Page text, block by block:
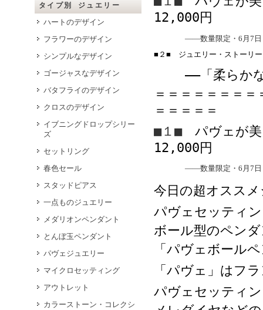
タイプ別 ジュエリー
ハートのデザイン
フラワーのデザイン
シンプルなデザイン
ゴージャスなデザイン
バタフライのデザイン
クロスのデザイン
イブニングドロップシリー
ズ
セットリング
春色セール
スタッドピアス
一点ものジュエリー
メダリオンペンダント
とんぼ玉ペンダント
パヴェジュエリー
マイクロセッティング
アウトレット
カラーストーン・コレクシ
12,000 円
――数量限定・6 月7
■２■　ジュエリー・ストーリー
――「柔らか
＝＝＝＝＝＝＝
＝＝＝＝＝
■１■ パヴェが
12,000 円
――数量限定・6 月7
今日の超オスス
パヴェセッティ
ボール型のペン
「パヴェボール
「パヴェ」はフ
パヴェセッティ